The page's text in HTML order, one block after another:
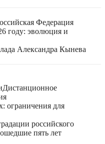
Федерация
году: эволюция и
Александра Кынева
Дистанционное
ограничения для
российского
пять лет